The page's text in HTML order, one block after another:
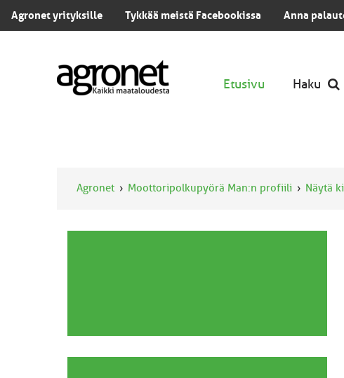
Agronet yrityksille Tykkää meistä Facebookissa Anna
Etusivu Haku
Agronet Moottoripolkupyörä Man:n profiili Näytä